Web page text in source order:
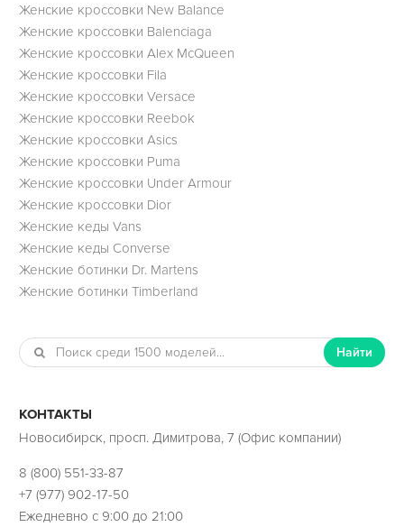
Женские кроссовки New Balance
Женские кроссовки Balenciaga
Женские кроссовки Alex McQueen
Женские кроссовки Fila
Женские кроссовки Versace
Женские кроссовки Reebok
Женские кроссовки Asics
Женские кроссовки Puma
Женские кроссовки Under Armour
Женские кроссовки Dior
Женские кеды Vans
Женские кеды Converse
Женские ботинки Dr. Martens
Женские ботинки Timberland
Найти
КОНТАКТЫ
Новосибирск, просп. Димитрова, 7 (Офис компании)
8 (800) 551-33-87
+7 (977) 902-17-50
Ежедневно с 9:00 до 21:00